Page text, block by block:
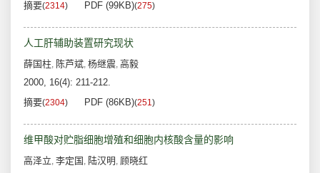
摘要(2314) PDF (99KB)(275)
人工肝辅助装置研究现状
薛国柱, 陈芦斌, 杨继震, 高毅
2000, 16(4): 211-212.
摘要(2304) PDF (86KB)(251)
维甲酸对贮脂细胞增殖和细胞内核酸含量的影响
高泽立, 李定国 , 陆汉明 , 顾晓红